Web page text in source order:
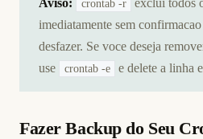
crontab -r
imediatamente sem
desfazer. Se voce deseja
use
crontab -e e delete a linha
Fazer Backup do Seu